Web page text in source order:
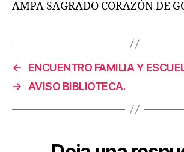
AMPA SAGRADO CORAZÓN DE
←
ENCUENTRO FAMILIA Y
→
AVISO BIBLIOTECA.